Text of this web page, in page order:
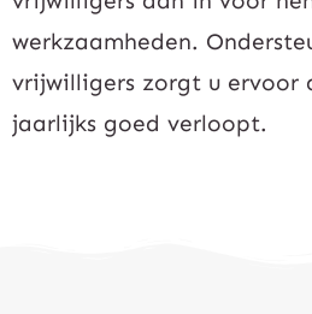
werkzaamheden.
vrijwilligers zorgt u ervoor
jaarlijks goed verloopt.